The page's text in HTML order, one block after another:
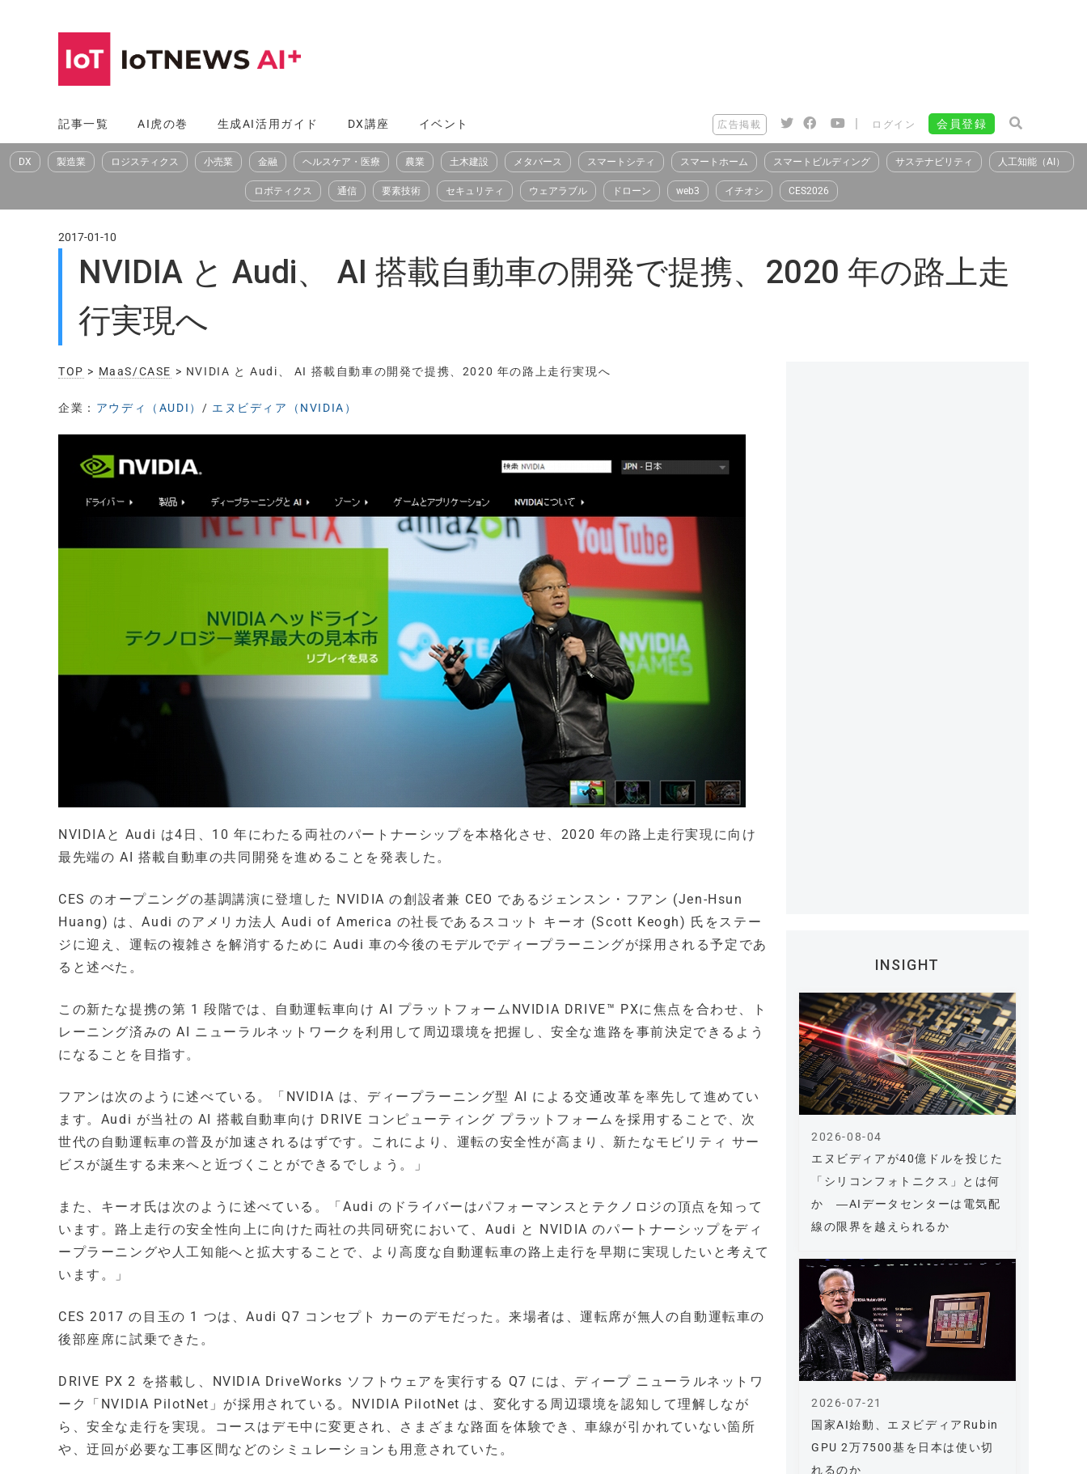
へ
ス
記事一覧 AI虎の巻 生成AI活用ガイド DX講座 イベント 広告掲載 | ログイン 会員登録
DX 製造業 ロジスティクス 小売業 金融 ヘルスケア・医療 農業 土木建設 メタバース スマートシティ スマートホーム スマートビルディング サステナビリティ 人工知能（AI）
ロボティクス 通信 要素技術 セキュリティ ウェアラブル ドローン web3 イチオシ CES2026
2017-01-10
NVIDIA と Audi、 AI 搭載自動車の開発で提携、2020 年の路上走
行実現へ
TOP > MaaS/CASE > NVIDIA と Audi、 AI 搭載自動車の開発で提携、2020 年の路上走行実現へ
企業： アウディ（AUDI） / エヌビディア（NVIDIA）
NVIDIAと Audi は4日、10 年にわたる両社のパートナーシップを本格化させ、2020 年の路上走行実現に向け
最先端の AI 搭載自動車の共同開発を進めることを発表した。
CES のオープニングの基調講演に登壇した NVIDIA の創設者兼 CEO であるジェンスン・フアン (Jen-Hsun
Huang) は、Audi のアメリカ法人 Audi of America の社長であるスコット キーオ (Scott Keogh) 氏をステー
ジに迎え、運転の複雑さを解消するために Audi 車の今後のモデルでディープラーニングが採用される予定であ
ると述べた。
この新たな提携の第 1 段階では、自動運転車向け AI プラットフォームNVIDIA DRIVE™ PXに焦点を合わせ、ト
レーニング済みの AI ニューラルネットワークを利用して周辺環境を把握し、安全な進路を事前決定できるよう
になることを目指す。
フアンは次のように述べている。「NVIDIA は、ディープラーニング型 AI による交通改革を率先して進めてい
ます。Audi が当社の AI 搭載自動車向け DRIVE コンピューティング プラットフォームを採用することで、次
世代の自動運転車の普及が加速されるはずです。これにより、運転の安全性が高まり、新たなモビリティ サー
ビスが誕生する未来へと近づくことができるでしょう。」
また、キーオ氏は次のように述べている。「Audi のドライバーはパフォーマンスとテクノロジの頂点を知って
います。路上走行の安全性向上に向けた両社の共同研究において、Audi と NVIDIA のパートナーシップをディ
ープラーニングや人工知能へと拡大することで、より高度な自動運転車の路上走行を早期に実現したいと考えて
います。」
CES 2017 の目玉の 1 つは、Audi Q7 コンセプト カーのデモだった。来場者は、運転席が無人の自動運転車の
後部座席に試乗できた。
DRIVE PX 2 を搭載し、NVIDIA DriveWorks ソフトウェアを実行する Q7 には、ディープ ニューラルネットワ
ーク「NVIDIA PilotNet」が採用されている。NVIDIA PilotNet は、変化する周辺環境を認知して理解しなが
ら、安全な走行を実現。コースはデモ中に変更され、さまざまな路面を体験でき、車線が引かれていない箇所
や、迂回が必要な工事区間などのシミュレーションも用意されていた。
INSIGHT
エヌビディアが40億ドルを投じた
「シリコンフォトニクス」とは何
か ―AIデータセンターは電気配
線の限界を越えられるか
2026-08-04
国家AI始動、エヌビディアRubin
GPU 2万7500基を日本は使い切
れるのか
2026-07-21